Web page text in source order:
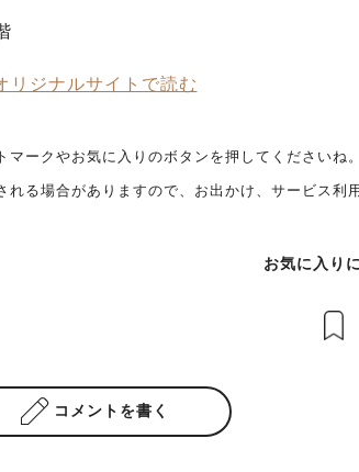
リジナルサイトで読む
ークやお気に入りのボタンを押してくださいね。
る場合がありますので、お出かけ、サービス利
お気に入り
コメントを書く